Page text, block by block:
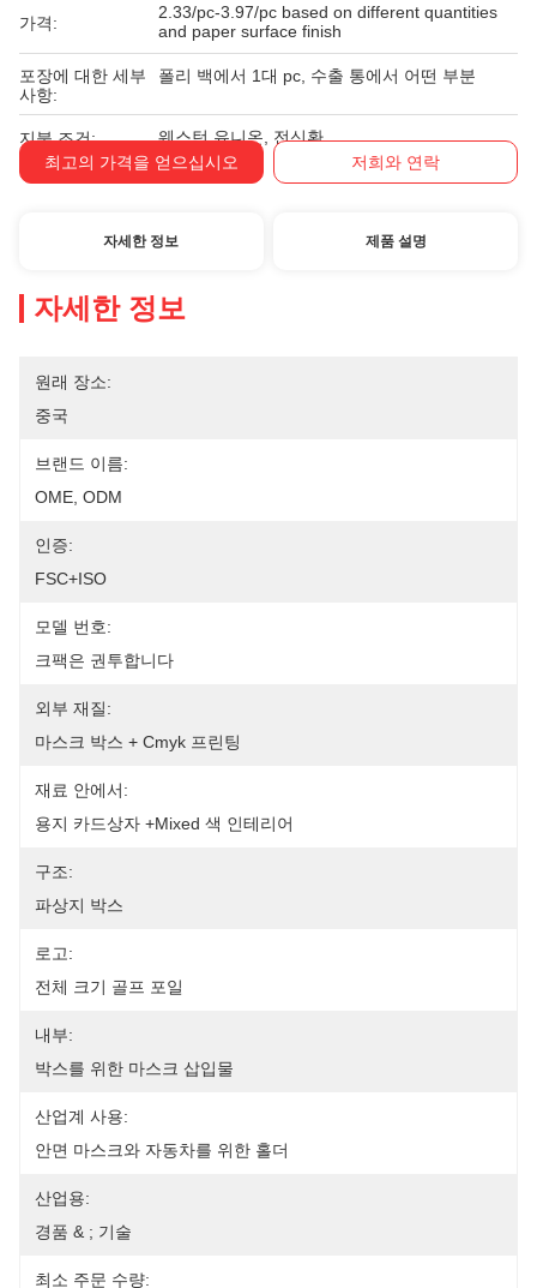
가격:
2.33/pc-3.97/pc based on different quantities
and paper surface finish
포장에 대한 세부
사항:
폴리 백에서 1대 pc, 수출 통에서 어떤 부분
지불 조건:
웨스턴 유니온, 전신환
최고의 가격을 얻으십시오
저희와 연락
자세한 정보 제품 설명
자세한 정보
원래 장소:
중국
브랜드 이름:
OME, ODM
인증:
FSC+ISO
모델 번호:
크팩은 권투합니다
외부 재질:
마스크 박스 + Cmyk 프린팅
재료 안에서:
용지 카드상자 +mixed 색 인테리어
구조:
파상지 박스
로고:
전체 크기 골프 포일
내부:
박스를 위한 마스크 삽입물
산업계 사용:
안면 마스크와 자동차를 위한 홀더
산업용:
경품 & ; 기술
최소 주문 수량: